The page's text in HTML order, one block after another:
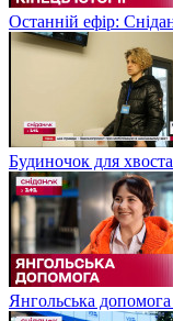
Останній ефір:
Будиночок для
Янгольська